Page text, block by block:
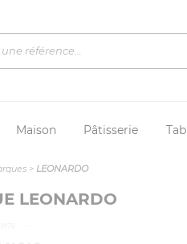
Maison Pâtisserie
> LEONARDO
LEONARDO